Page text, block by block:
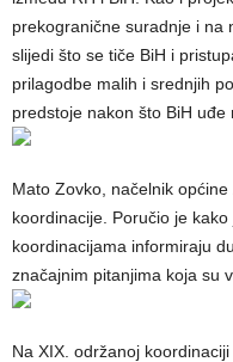
prekogranične suradnje i na
slijedi što se tiče BiH i
prilagodbe malih i srednjih
predstoje nakon što BiH uđe
Mato Zovko, načelnik
koordinacije. Poručio je
koordinacijama informiraju
značajnim pitanjima koja su
Na XIX. održanoj